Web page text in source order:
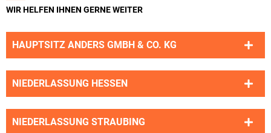
WIR HELFEN IHNEN GERNE WEITER
HAUPTSITZ ANDERS GMBH & CO. KG
NIEDERLASSUNG HESSEN
NIEDERLASSUNG STRAUBING